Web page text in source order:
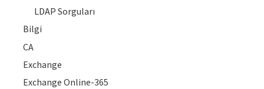
LDAP Sorguları
Bilgi
CA
Exchange
Exchange Online-365